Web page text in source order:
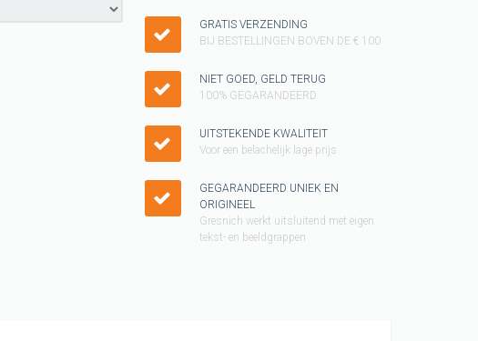
Vader shirt
WK T-shirt
Tegeltjes
Grappig T-shirt
GAY pride SHIRT
GRATIS VERZENDING
BIJ BESTELLINGEN BOVEN DE € 100
NIET GOED, GELD TERUG
100% GEGARANDEERD
UITSTEKENDE KWALITEIT
Voor een belachelijk lage prijs
GEGARANDEERD UNIEK EN
ORIGINEEL
Gresnich werkt uitsluitend met eigen
tekst- en beeldgrappen